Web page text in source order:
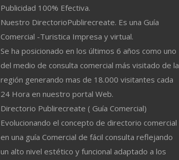
Publicidad 100% Efectiva.
Nuestro DirectorioPublirecreate. Es una Guía
Comercial -Turistica Impresa y virtual.
Se ha posicionado en los últimos 6 años como uno
del medio de consulta comercial más visitado de la
región generando mas de 18.000 visitantes cada
24 Hora en nuestro portal Web.
Directorio Publirecreate ( Guía Comercial)
Evolucionando el concepto de directorio comercial
en una guía Comercial de fácil consulta reflejando
un alto nivel estético y funcional adaptado a los